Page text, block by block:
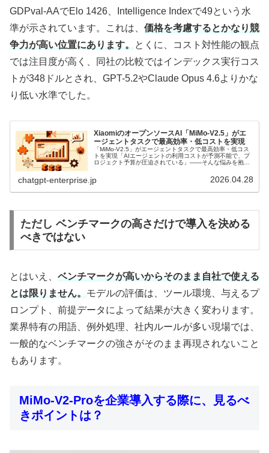
GDPval-AAでElo 1426、Intelligence Indexで49という水
準が示されています。これは、 価格を考慮するとかなり競
争力が高い位置にあります。
とくに、コスト対性能の観点
では注目度が高く、同社の比較ではインデックス実行コス
トが348ドルとされ、GPT-5.2やClaude Opus 4.6よりかな
り低い水準でした。
XiaomiのオープンソースAI「MiMo-V2.5」がエ
ージェントタスクで最高効率・低コストを実現
「MiMo-V2.5」がエージェントタスクで最高効率・低コス
トを実現「AIエージェントの利用コストが予測不能で、プ
ロジェクト予算が圧迫されている」――そんな悩みを抱え
chatgpt-enterprise.jp 2026.04.28
ただし ベンチマークの高さだけで導入を決める
べきではない
とはいえ、 ベンチマークが高いからそのまま自社で使える
とは限りません。 モデルの評価は、ツール環境、与えるプ
ロンプト、前提データによって結果が大きく変わります。
業界特有の用語、例外処理、社内ルールが多い現場では、
一般的なベンチマークの強さがそのまま再現されないこと
もあります。
MiMo-V2-Proを企業導入する際に、見るべ
きポイントは？